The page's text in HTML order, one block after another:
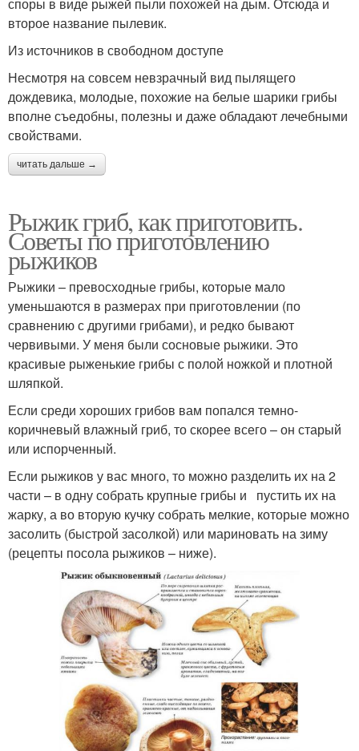
второе название пылевик.
Из источников в свободном доступе
Несмотря на совсем невзрачный вид пылящего
дождевика, молодые, похожие на белые шарики грибы
вполне съедобны, полезны и даже обладают лечебными
свойствами.
читать дальше →
Рыжик гриб, как приготовить.
Советы по приготовлению
рыжиков
Рыжики – превосходные грибы, которые мало
уменьшаются в размерах при приготовлении (по
сравнению с другими грибами), и редко бывают
червивыми. У меня были сосновые рыжики. Это
красивые рыженькие грибы с полой ножкой и плотной
шляпкой.
Если среди хороших грибов вам попался темно-
коричневый влажный гриб, то скорее всего – он старый
или испорченный.
Если рыжиков у вас много, то можно разделить их на 2
части – в одну собрать крупные грибы и пустить их на
жарку, а во вторую кучку собрать мелкие, которые можно
засолить (быстрой засолкой) или мариновать на зиму
(рецепты посола рыжиков – ниже).